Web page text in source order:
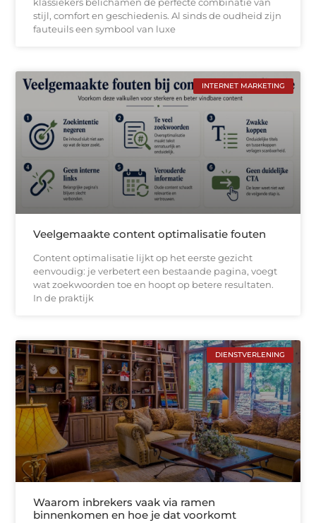
stijl, comfort en geschiedenis. Al sinds de oudheid zijn
fauteuils een symbool van luxe
INTERNET MARKETING
Veelgemaakte content optimalisatie fouten
Content optimalisatie lijkt op het eerste gezicht
eenvoudig: je verbetert een bestaande pagina, voegt
wat zoekwoorden toe en hoopt op betere resultaten.
In de praktijk
DIENSTVERLENING
Waarom inbrekers vaak via ramen
binnenkomen en hoe je dat voorkomt